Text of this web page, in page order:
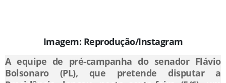
Imagem: Reprodução/Instagram
A equipe de pré-campanha do senador Flávio
Bolsonaro (PL), que pretende disputar a